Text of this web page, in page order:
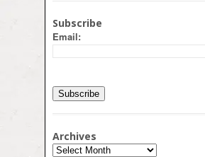
Subscribe
Email:
Archives
Archives